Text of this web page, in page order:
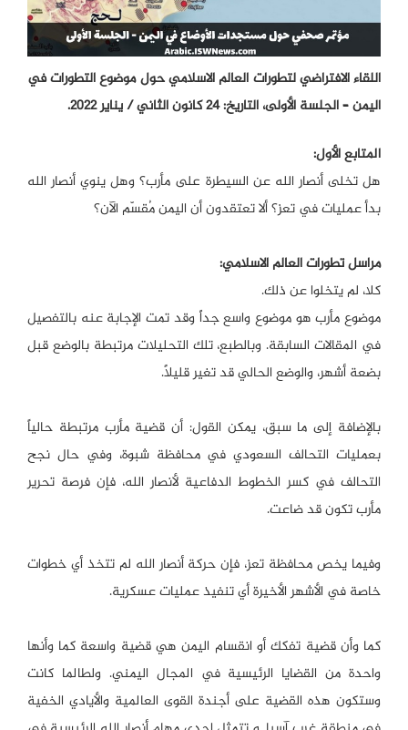
اللقاء الافتراضي لتطورات العالم الاسلامي حول موضوع التطورات في
اليمن – الجلسة الأولى، التاريخ: 24 كانون الثاني / يناير 2022.
المتابع الأول:
هل تخلى أنصار الله عن السيطرة على مأرب؟ وهل ينوي أنصار الله
بدأ عمليات في تعز؟ ألا تعتقدون أن اليمن مُقسّم الآن؟
مراسل تطورات العالم الاسلامي:
كلا، لم يتخلوا عن ذلك.
موضوع مأرب هو موضوع واسع جداً وقد تمت الإجابة عنه بالتفصيل
في المقالات السابقة. وبالطبع، تلك التحليلات مرتبطة بالوضع قبل
بضعة أشهر، والوضع الحالي قد تغير قليلاً.
بالإضافة إلى ما سبق، يمكن القول: أن قضية مأرب مرتبطة حالياً
بعمليات التحالف السعودي في محافظة شبوة، وفي حال نجح
التحالف في كسر الخطوط الدفاعية لأنصار الله، فإن فرصة تحرير
مأرب تكون قد ضاعت.
وفيما يخص محافظة تعز، فإن حركة أنصار الله لم تتخذ أي خطوات
خاصة في الأشهر الأخيرة أي تنفيذ عمليات عسكرية.
كما وأن قضية تفكك أو انقسام اليمن هي قضية واسعة كما وأنها
واحدة من القضايا الرئيسية في المجال اليمني. ولطالما كانت
وستكون هذه القضية على أجندة القوى العالمية والأيادي الخفية